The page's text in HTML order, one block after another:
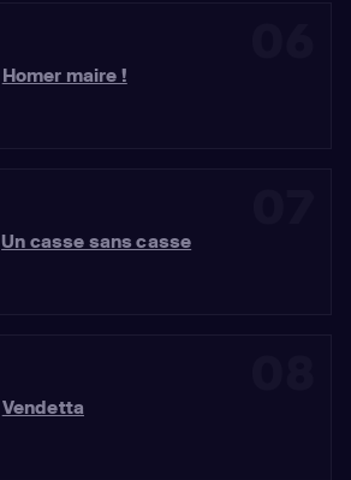
Homer maire !
Un casse sans casse
Vendetta